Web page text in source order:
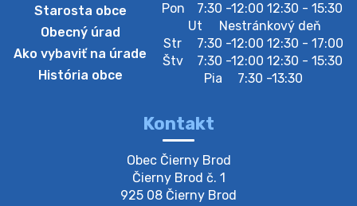
Zberný dvor-Gyűjtőudvar
Oznamujeme obyvateľom, že v stredu 05. augusta
bude zberný dvor zatvorený. Értesítjük a lakosokat,
hogy szerdán augusztus 05-én a gyűjtőudvar zárva
lesz https://ciernybrod.sk?p=214…
Zber separovaného odpadu plastu-
Szeparált műanya…
Oznamujeme obyvateľom, že v stredu 05. augusta
Starosta obce
Obecný úrad
Ako vybaviť na úrade
História obce
Pon
7:30 -12:00 12:30 - 15:30
Ut
Nestránkový deň
Str
7:30 -12:00 12:30 - 17:00
Štv
7:30 -12:00 12:30 - 15:30
Pia
7:30 -13:30
Kontakt
Obec Čierny Brod
Čierny Brod č. 1
925 08 Čierny Brod